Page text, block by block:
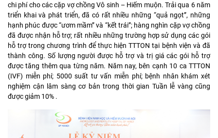
chi phí cho các cặp vợ chồng Vô sinh – Hiếm muộn. Trải qua 6 năm
triển khai và phát triển, đã có rất nhiều những “quả ngọt”, những
hạnh phúc được “ươm mầm” và “kết trái”; hàng nghìn cặp vợ chồng
đã được nhận hỗ trợ; rất nhiều những trường hợp sử dụng các gói
hỗ trợ trong chương trình để thực hiện TTTON tại bệnh viện và đã
thành công. Số lượng người được hỗ trợ và trị giá các gói hỗ trợ
được tăng thêm qua từng năm. Năm nay, bên cạnh 10 ca TTTON
(IVF) miễn phí; 5000 suất tư vấn miễn phí; bệnh nhân khám xét
nghiệm cận lâm sàng cơ bản trong thời gian Tuần lễ vàng cũng
được giảm 10% .